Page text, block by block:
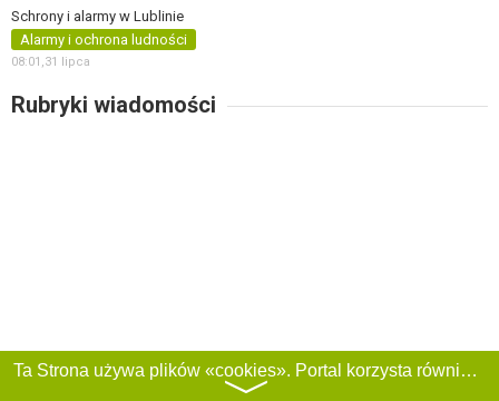
Schrony i alarmy w Lublinie
Alarmy i ochrona ludności
08:01,31 lipca
Rubryki wiadomości
Ta Strona używa plików «cookies». Portal korzysta również z serwisu internetowego do zbierania danych technicznych o odwiedzających w celu uzyskania informacji marketingowych i statystycznych. Warunki przetwarzania danych odwiedzających Stronę, patrz:
〉